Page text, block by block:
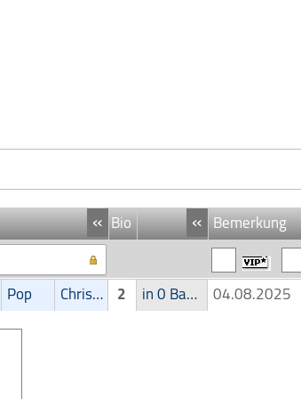
« Bio « Bemerkung
Pop Christliche Musik 2 in 0 Band 04.08.2025